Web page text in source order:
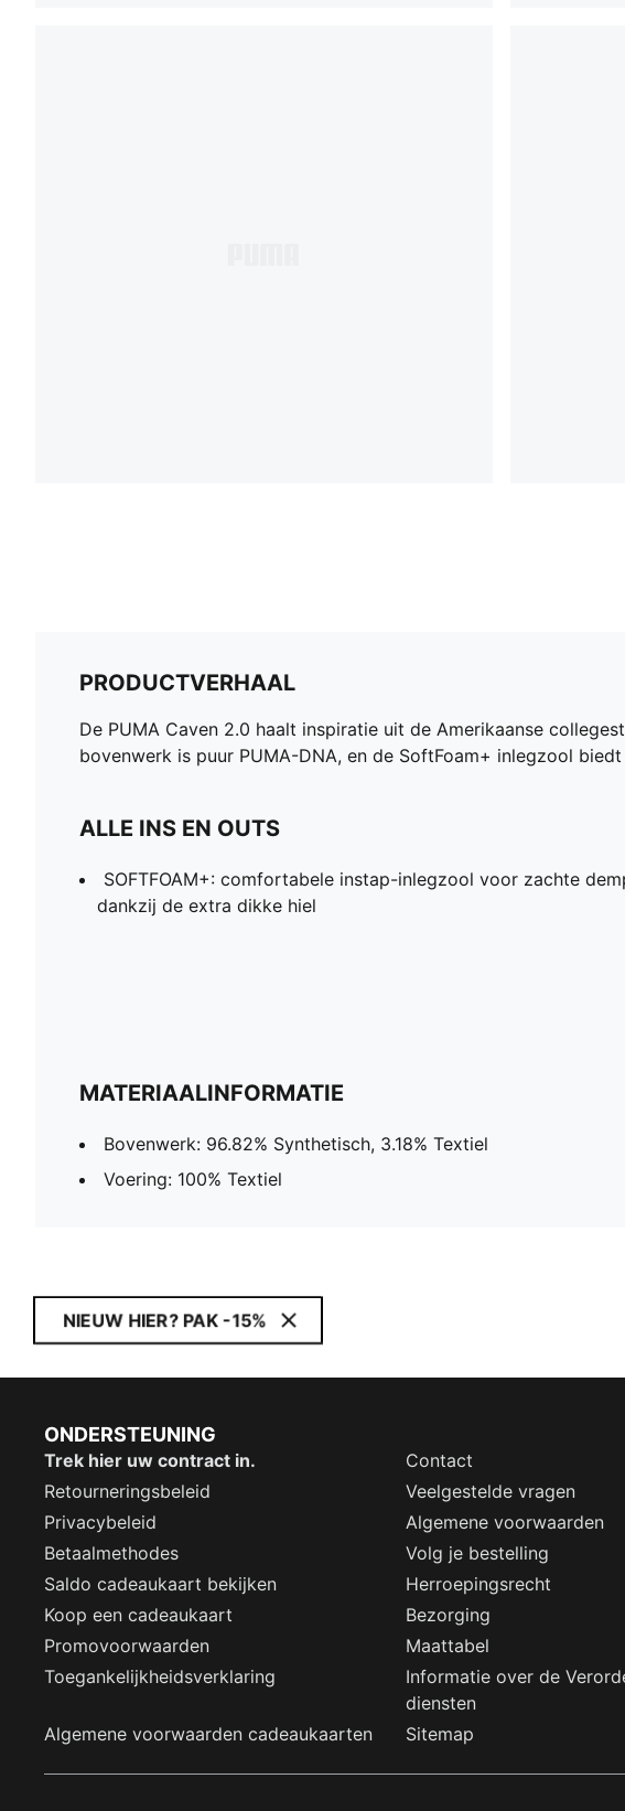
PRODUCTVERHAAL
De PUMA Caven 2.0 haalt inspiratie uit de Amerikaanse
bovenwerk is puur PUMA-DNA, en de SoftFoam+ inlegzool
ALLE INS EN OUTS
SOFTFOAM+: comfortabele instap-inlegzool voor zachte
dankzij de extra dikke hiel
MATERIAALINFORMATIE
Bovenwerk: 96.82% Synthetisch, 3.18% Textiel
Voering: 100% Textiel
NIEUW HIER? PAK -15%
ONDERSTEUNING
Trek hier uw contract in.
Contact
Retourneringsbeleid
Veelgestelde vragen
Privacybeleid
Algemene voorwaarden
Betaalmethodes
Volg je bestelling
Saldo cadeaukaart bekijken
Herroepingsrecht
Koop een cadeaukaart
Bezorging
Promovoorwaarden
Maattabel
Toegankelijkheidsverklaring
Informatie over de
diensten
Algemene voorwaarden cadeaukaarten
Sitemap